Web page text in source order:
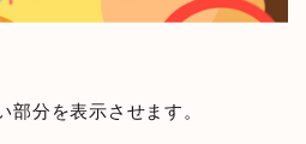
部分を表示させます。